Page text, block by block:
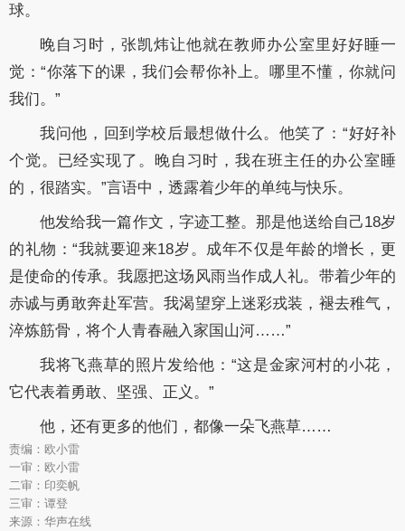
球。
晚自习时，张凯炜让他就在教师办公室里好好睡一
觉：“你落下的课，我们会帮你补上。哪里不懂，你就问
我们。”
我问他，回到学校后最想做什么。他笑了：“好好补
个觉。已经实现了。晚自习时，我在班主任的办公室睡
的，很踏实。”言语中，透露着少年的单纯与快乐。
他发给我一篇作文，字迹工整。那是他送给自己18岁
的礼物：“我就要迎来18岁。成年不仅是年龄的增长，更
是使命的传承。我愿把这场风雨当作成人礼。带着少年的
赤诚与勇敢奔赴军营。我渴望穿上迷彩戎装，褪去稚气，
淬炼筋骨，将个人青春融入家国山河……”
我将飞燕草的照片发给他：“这是金家河村的小花，
它代表着勇敢、坚强、正义。”
他，还有更多的他们，都像一朵飞燕草……
责编：欧小雷
一审：欧小雷
二审：印奕帆
三审：谭登
来源：华声在线